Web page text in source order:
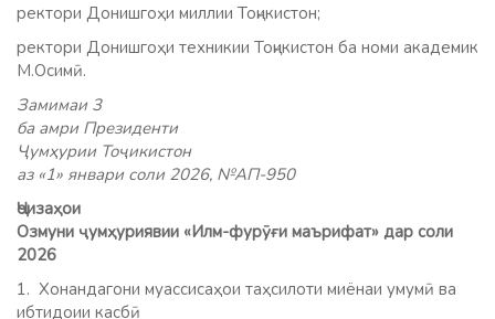
ректори Донишгоҳи миллии Тоҷикистон;
ректори Донишгоҳи техникии Тоҷикистон ба номи академик
М.Осимӣ.
Замимаи 3
ба амри Президенти
Ҷумҳурии Тоҷикистон
аз «1» январи соли 2026, №АП-950
Ҷоизаҳои
Озмуни ҷумҳуриявии «Илм-фурӯғи маърифат» дар соли
2026
1. Хонандагони муассисаҳои таҳсилоти миёнаи умумӣ ва
ибтидоии касбӣ